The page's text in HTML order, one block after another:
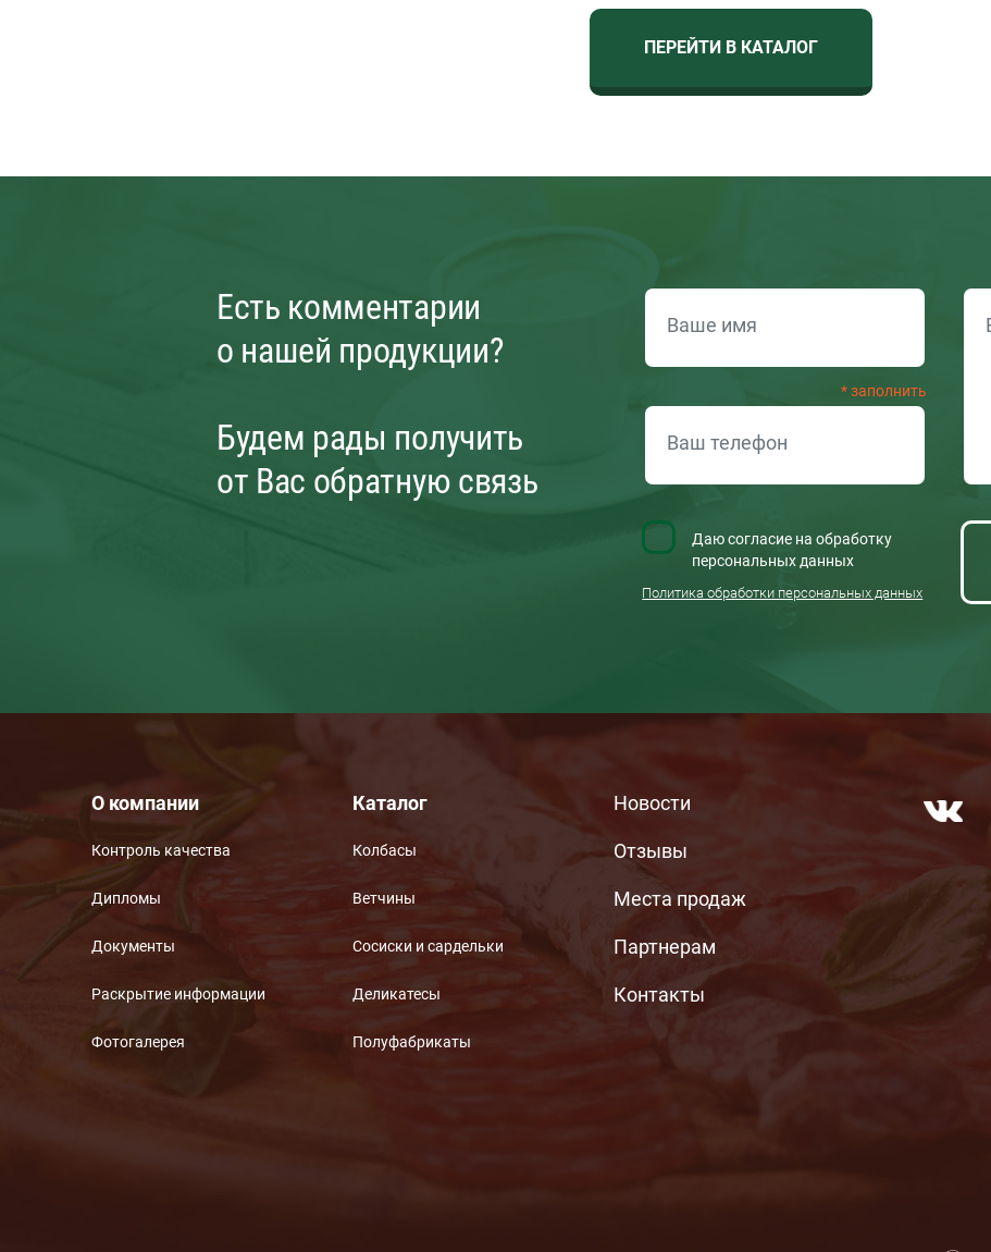
Виды упаковок
ПЕРЕЙТИ В КАТАЛОГ
Есть комментарии
о нашей продукции?
Будем рады получить
от Вас обратную связь
ОБРАТНАЯ СВЯЗЬ
Даю согласие на обработку
персональных данных
Политика обработки персональных данных
О компании
Контроль качества
Дипломы
Документы
Раскрытие информации
Фотогалерея
Каталог
Колбасы
Ветчины
Сосиски и сардельки
Деликатесы
Полуфабрикаты
МЕНЮ ПОДВАЛА
Новости
Отзывы
Места продаж
Партнерам
Контакты